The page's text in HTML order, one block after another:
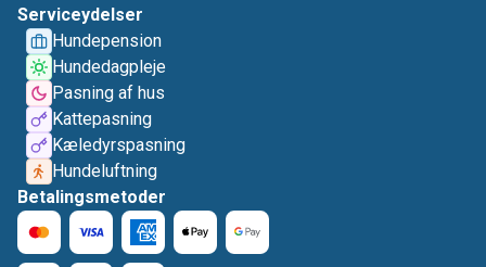
Serviceydelser
Hundepension
Hundedagpleje
Pasning af hus
Kattepasning
Kæledyrspasning
Hundeluftning
Betalingsmetoder